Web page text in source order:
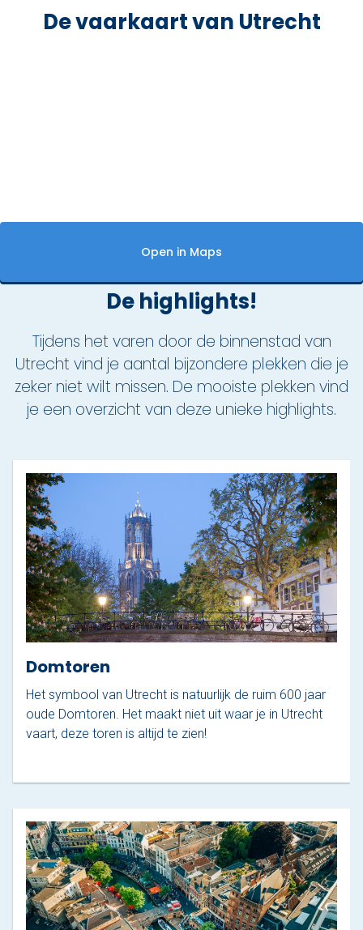
De vaarkaart van Utrecht
De highlights!
Tijdens het varen door de binnenstad van
Utrecht vind je aantal bijzondere plekken die je
zeker niet wilt missen. De mooiste plekken vind
je een overzicht van deze unieke highlights.
Domtoren
Het symbool van Utrecht is natuurlijk de ruim 600 jaar
oude Domtoren. Het maakt niet uit waar je in Utrecht
vaart, deze toren is altijd te zien!